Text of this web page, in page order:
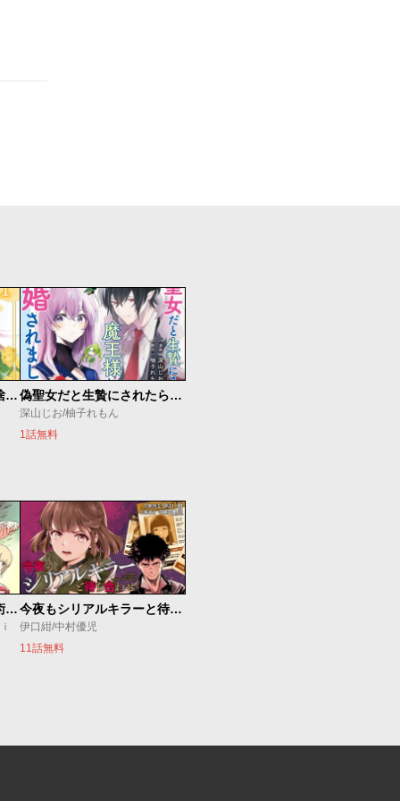
「地味でつまらない」と捨てられたので、地道に錬金術師を目指します！～堅実令嬢は婚約破棄後に幸せになる～ 偽聖女だと生贄にされたら、魔王様に求婚されました～契約花嫁は精霊たちとスローライフを謳歌する～
深山じお/柚子れもん
1話無料
追放されたチート付与魔術師は気ままなセカンドライフを謳歌する。 ～俺は武器だけじゃなく、あらゆるものに『強化ポイント』を付与できるし、俺の意思でいつでも効果を解除できるけど、残った人たち大丈夫？～ 今夜もシリアルキラーと待ち合わせ
伊口紺/中村優児
11話無料